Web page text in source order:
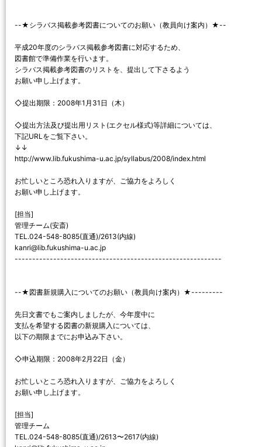
--★シラバス掲載参考図書についてのお願い（教員向け案内）★--
平成20年度のシラバス掲載参考図書に対応するため、
図書館で準備作業を行います。
シラバス掲載参考図書のリストを、提出して下さるよう
お願い申し上げます。
◇提出期限：2008年1月31日（木）
◇提出方法及び提出用リスト(エクセル様式)等詳細については、
下記URLをご覧下さい。
↓↓
http://www.lib.fukushima-u.ac.jp/syllabus/2008/index.html
お忙しいところ恐れ入りますが、ご協力をよろしく
お願い申し上げます。
[担当]
管理チーム(安斎)
TEL.024-548-8085(直通)/2613(内線)
kanri@lib.fukushima-u.ac.jp
-----------------------------------------------------------
--★図書新規購入についてのお願い（教員向け案内）★---------
先日文書でもご案内しましたが、今年度中に
支払を希望する図書の新規購入については、
以下の期限までにお申込み下さい。
◇申込期限：2008年2月22日（金）
お忙しいところ恐れ入りますが、ご協力をよろしく
お願い申し上げます。
[担当]
管理チーム
TEL.024-548-8085(直通)/2613〜2617(内線)